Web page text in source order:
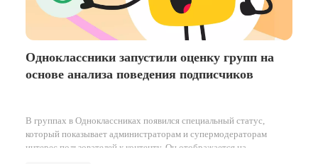
Одноклассники запустили оценку групп на
основе анализа поведения подписчиков
В группах в Одноклассниках появился специальный статус,
который показывает администраторам и супермодераторам
интерес пользователей к контенту. Он отображается на